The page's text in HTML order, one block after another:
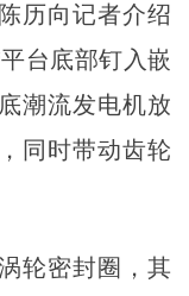
历向记者介绍
台底部钉入嵌
潮流发电机放
同时带动齿轮
轮密封圈，其